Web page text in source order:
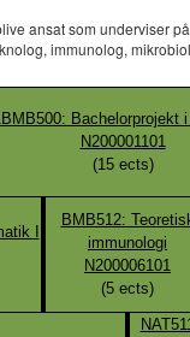
ansat som underviser
immunolog,
Bachelorprojekt
N200001101
(15ects)
I
BMB512:
immunologi
N200006101
(5 ects)